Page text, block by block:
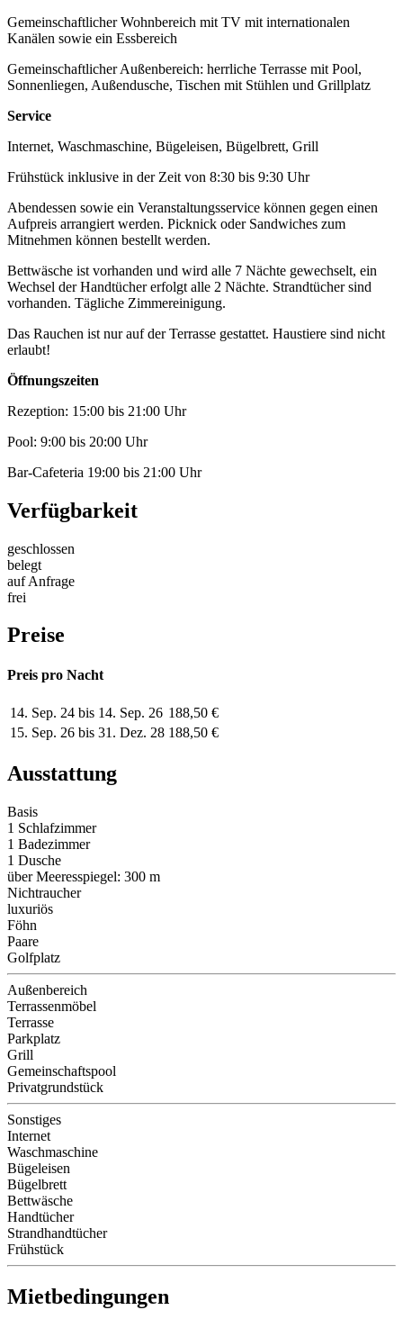
Gemeinschaftlicher Wohnbereich mit TV mit internationalen
Kanälen sowie ein Essbereich
Gemeinschaftlicher Außenbereich: herrliche Terrasse mit Pool,
Sonnenliegen, Außendusche, Tischen mit Stühlen und Grillplatz
Service
Internet, Waschmaschine, Bügeleisen, Bügelbrett, Grill
Frühstück inklusive in der Zeit von 8:30 bis 9:30 Uhr
Abendessen sowie ein Veranstaltungsservice können gegen einen
Aufpreis arrangiert werden. Picknick oder Sandwiches zum
Mitnehmen können bestellt werden.
Bettwäsche ist vorhanden und wird alle 7 Nächte gewechselt, ein
Wechsel der Handtücher erfolgt alle 2 Nächte. Strandtücher sind
vorhanden. Tägliche Zimmereinigung.
Das Rauchen ist nur auf der Terrasse gestattet. Haustiere sind nicht
erlaubt!
Öffnungszeiten
Rezeption: 15:00 bis 21:00 Uhr
Pool: 9:00 bis 20:00 Uhr
Bar-Cafeteria 19:00 bis 21:00 Uhr
Verfügbarkeit
geschlossen
belegt
auf Anfrage
frei
Preise
Preis pro Nacht
14. Sep. 24 bis 14. Sep. 26 188,50 €
15. Sep. 26 bis 31. Dez. 28 188,50 €
Ausstattung
Basis
1 Schlafzimmer
1 Badezimmer
1 Dusche
über Meeresspiegel: 300 m
Nichtraucher
luxuriös
Föhn
Paare
Golfplatz
Außenbereich
Terrassenmöbel
Terrasse
Parkplatz
Grill
Gemeinschaftspool
Privatgrundstück
Sonstiges
Internet
Waschmaschine
Bügeleisen
Bügelbrett
Bettwäsche
Handtücher
Strandhandtücher
Frühstück
Mietbedingungen